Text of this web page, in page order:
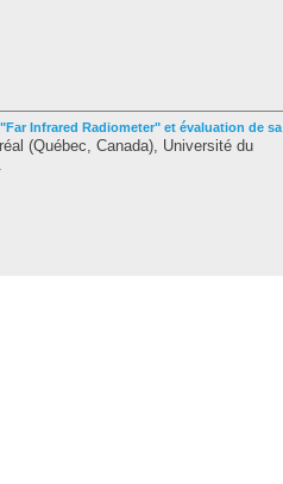
Infrared Radiometer" et évaluation de sa
(Québec, Canada), Université du